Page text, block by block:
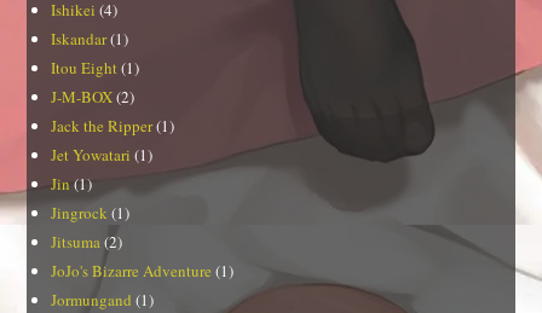
Ishikei (4)
Iskandar(1)
Itou Eight (1)
J-M-BOX(2)
Jack the Ripper(1)
Jet Yowatari (1)
Jin (1)
Jingrock (1)
Jitsuma(2)
JoJo's Bizarre Adventure (1)
Jormungand (1)